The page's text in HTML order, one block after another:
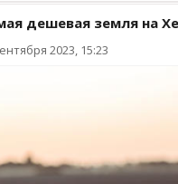
дешевая земля на
2023, 15:23